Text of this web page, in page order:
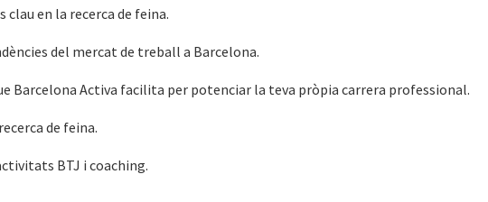
clau en la recerca de feina.
del mercat de treball a Barcelona.
Barcelona Activa facilita per potenciar la teva pròpia carrera professional.
de feina.
BTJ i coaching.